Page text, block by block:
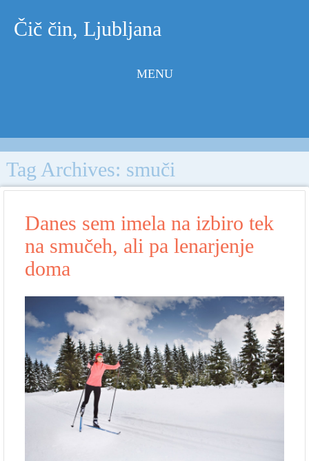
Čič čin, Ljubljana
MENU
Tag Archives: smuči
Danes sem imela na izbiro tek
na smučeh, ali pa lenarjenje
doma